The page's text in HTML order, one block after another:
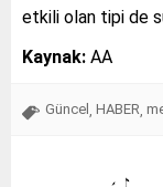
etkili olan tipi de
Kaynak: AA
Güncel HABER